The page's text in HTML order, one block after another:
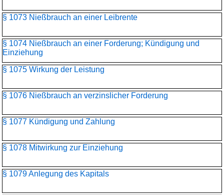
§ 1073 Nießbrauch an einer Leibrente
§ 1074 Nießbrauch an einer Forderung; Kündigung und
Einziehung
§ 1075 Wirkung der Leistung
§ 1076 Nießbrauch an verzinslicher Forderung
§ 1077 Kündigung und Zahlung
§ 1078 Mitwirkung zur Einziehung
§ 1079 Anlegung des Kapitals